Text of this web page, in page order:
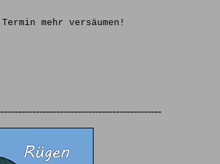
mehr versäumen!